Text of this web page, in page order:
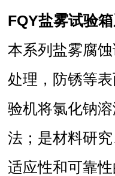
FQY盐雾试验
本系列盐雾腐蚀
处理，防锈
验机将氯化钠溶
法；是材料研究
适应性和可靠性